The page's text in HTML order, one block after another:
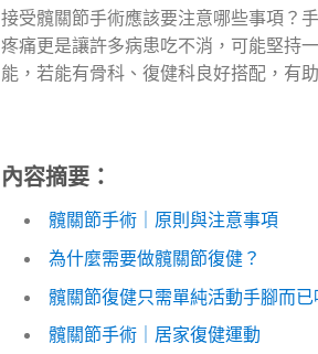
接受髖關節手術應該要注意哪些事項？
疼痛更是讓許多病患吃不消，可能堅持
能，若能有骨科、復健科良好搭配，有
內容摘要：
髖關節手術｜原則與注意事項
為什麼需要做髖關節復健？
髖關節復健只需單純活動手腳而已
髖關節手術｜居家復健運動